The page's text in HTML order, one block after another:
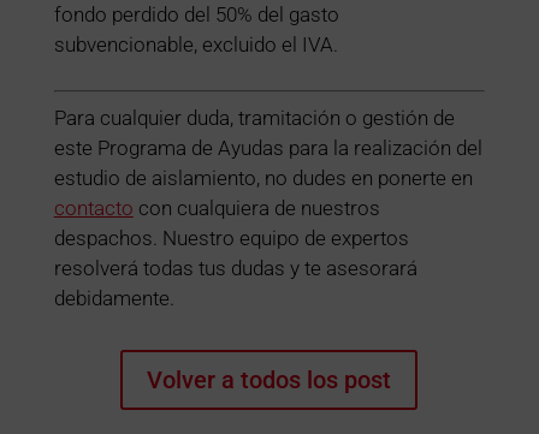
fondo perdido del 50% del gasto
subvencionable, excluido el IVA.
Para cualquier duda, tramitación o gestión de
este Programa de Ayudas para la realización del
estudio de aislamiento, no dudes en ponerte en
contacto con cualquiera de nuestros
despachos. Nuestro equipo de expertos
resolverá todas tus dudas y te asesorará
debidamente.
Volver a todos los post